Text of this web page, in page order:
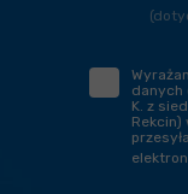
danych
K. z